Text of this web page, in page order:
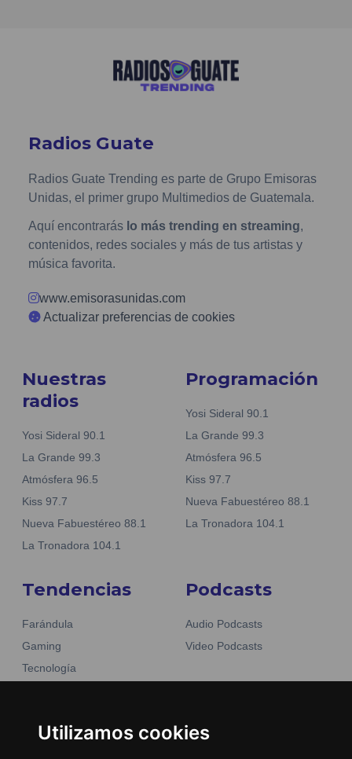
Utilizamos cookies
Radios Guate
Radios Guate Trending es parte de Grupo Emisoras
Unidas, el primer grupo Multimedios de Guatemala.
Aquí encontrarás lo más trending en streaming,
contenidos, redes sociales y más de tus artistas y
música favorita.
www.emisorasunidas.com
Actualizar preferencias de cookies
Nuestras
radios
Yosi Sideral 90.1
La Grande 99.3
Atmósfera 96.5
Kiss 97.7
Nueva Fabuestéreo 88.1
La Tronadora 104.1
Programación
Yosi Sideral 90.1
La Grande 99.3
Atmósfera 96.5
Kiss 97.7
Nueva Fabuestéreo 88.1
La Tronadora 104.1
Tendencias
Farándula
Gaming
Tecnología
Noticias
Podcasts
Audio Podcasts
Video Podcasts
Emisoras Unidas